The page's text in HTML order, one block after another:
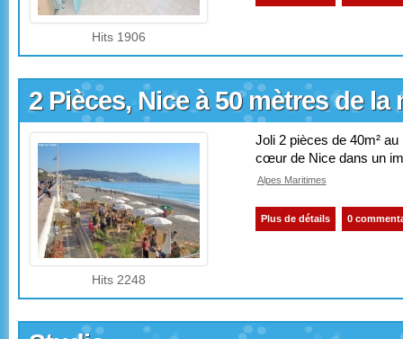
Hits 1906
2 Pièces, Nice à 50 mètres de
Hits 2248
Joli 2 pièces de 40m²
cœur de Nice dans un
Alpes Maritimes
Plus de détails 0